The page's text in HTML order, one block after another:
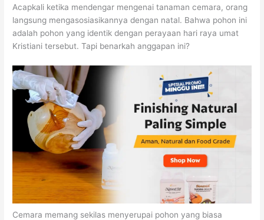
Acapkali ketika mendengar mengenai tanaman cemara, orang
langsung mengasosiasikannya dengan natal. Bahwa pohon ini
adalah pohon yang identik dengan perayaan hari raya umat
Kristiani tersebut. Tapi benarkah anggapan ini?
Cemara memang sekilas menyerupai pohon yang biasa